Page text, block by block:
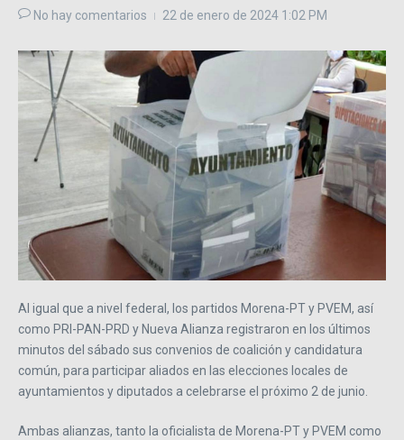
No hay comentarios 22 de enero de 2024 1:02 PM
Al igual que a nivel federal, los partidos Morena-PT y PVEM, así
como PRI-PAN-PRD y Nueva Alianza registraron en los últimos
minutos del sábado sus convenios de coalición y candidatura
común, para participar aliados en las elecciones locales de
ayuntamientos y diputados a celebrarse el próximo 2 de junio.
Ambas alianzas, tanto la oficialista de Morena-PT y PVEM como